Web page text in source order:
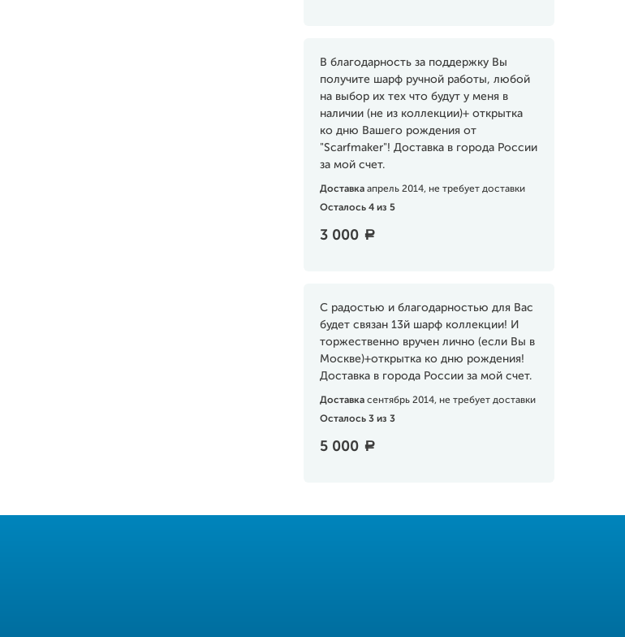
В благодарность за поддержку Вы
получите шарф ручной работы, любой
на выбор их тех что будут у меня в
наличии (не из коллекции)+ открытка
ко дню Вашего рождения от
"Scarfmaker"! Доставка в города России
за мой счет.
Доставка апрель 2014, не требует доставки
Осталось 4 из 5
3 000 a
С радостью и благодарностью для Вас
будет связан 13й шарф коллекции! И
торжественно вручен лично (если Вы в
Москве)+открытка ко дню рождения!
Доставка в города России за мой счет.
Доставка сентябрь 2014, не требует доставки
Осталось 3 из 3
5 000 a